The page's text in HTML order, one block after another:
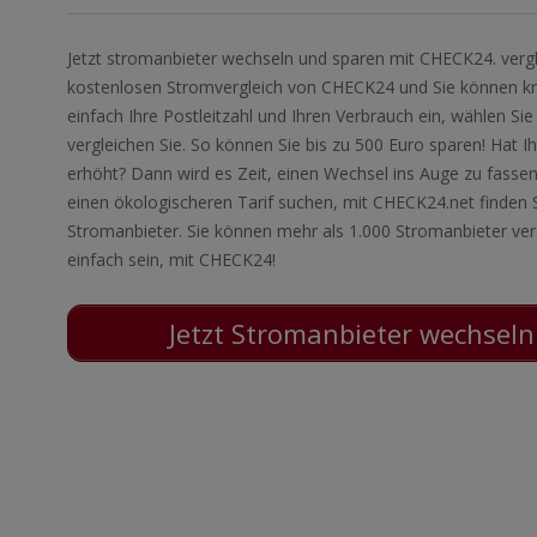
Jetzt stromanbieter wechseln und sparen mit CHECK24.
kostenlosen Stromvergleich von CHECK24 und Sie können
einfach Ihre Postleitzahl und Ihren Verbrauch ein, wählen
vergleichen Sie. So können Sie bis zu 500 Euro sparen! Hat
erhöht? Dann wird es Zeit, einen Wechsel ins Auge zu
einen ökologischeren Tarif suchen, mit CHECK24.net finden
Stromanbieter. Sie können mehr als 1.000 Stromanbieter
einfach sein, mit CHECK24!
Jetzt Stromanbieter